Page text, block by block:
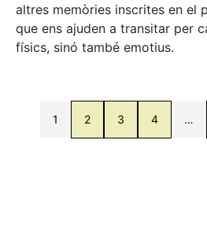
altres memòries inscrites en el
que ens ajuden a transitar per
físics, sinó també emotius.
1 2 3 4 …